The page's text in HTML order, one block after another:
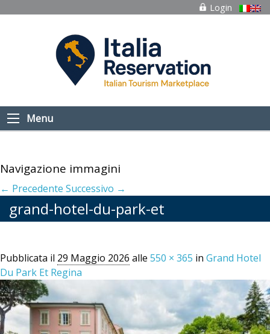
Login
Menu
Navigazione immagini
← Precedente Successivo →
grand-hotel-du-park-et
Pubblicata il 29 Maggio 2026 alle 550 × 365 in Grand Hotel
Du Park Et Regina